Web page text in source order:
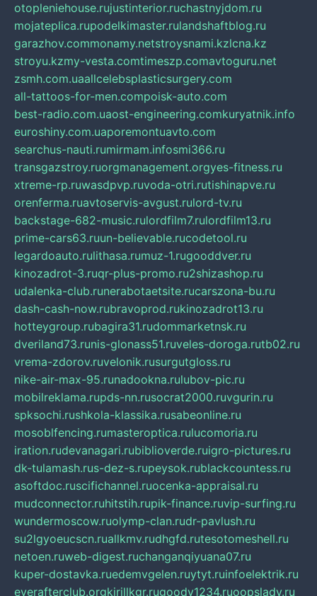
otopleniehouse.rujustinterior.ruchastnyjdom.ru
mojateplica.rupodelkimaster.rulandshaftblog.ru
garazhov.commonamy.netstroysnami.kzlcna.kz
stroyu.kzmy-vesta.comtimeszp.comavtoguru.net
zsmh.com.uaallcelebsplasticsurgery.com
all-tattoos-for-men.compoisk-auto.com
best-radio.com.uaost-engineering.comkuryatnik.info
euroshiny.com.uaporemontuavto.com
searchus-nauti.rumirmam.infosmi366.ru
transgazstroy.ruorgmanagement.orgyes-fitness.ru
xtreme-rp.ruwasdpvp.ruvoda-otri.rutishinapve.ru
orenferma.ruavtoservis-avgust.rulord-tv.ru
backstage-682-music.rulordfilm7.rulordfilm13.ru
prime-cars63.ruun-believable.rucodetool.ru
legardoauto.rulithasa.rumuz-1.rugooddver.ru
kinozadrot-3.ruqr-plus-promo.ru2shizashop.ru
udalenka-club.runerabotaetsite.rucarszona-bu.ru
dash-cash-now.rubravoprod.rukinozadrot13.ru
hotteygroup.rubagira31.rudommarketnsk.ru
dveriland73.runis-glonass51.ruveles-doroga.rutb02.ru
vrema-zdorov.ruvelonik.rusurgutgloss.ru
nike-air-max-95.runadookna.rulubov-pic.ru
mobilreklama.rupds-nn.rusocrat2000.ruvgurin.ru
spksochi.rushkola-klassika.rusabeonline.ru
mosoblfencing.rumasteroptica.rulucomoria.ru
iration.rudevanagari.rubiblioverde.ruigro-pictures.ru
dk-tulamash.rus-dez-s.rupeysok.rublackcountess.ru
asoftdoc.ruscifichannel.ruocenka-appraisal.ru
mudconnector.ruhitstih.rupik-finance.ruvip-surfing.ru
wundermoscow.ruolymp-clan.rudr-pavlush.ru
su2lgyoeucscn.ruallkmv.rudhgfd.rutesotomeshell.ru
netoen.ruweb-digest.ruchanganqiyuana07.ru
kuper-dostavka.ruedemvgelen.ruytyt.ruinfoelektrik.ru
everafterclub.orgkirillkgr.rugoodv1234.ruoopslady.ru